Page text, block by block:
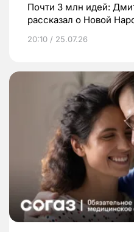
Почти 3 млн идей:
рассказал о Новой
20:10 / 25.07.26